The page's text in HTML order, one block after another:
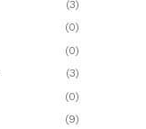
(3)
(0)
(0)
(3)
(0)
(9)